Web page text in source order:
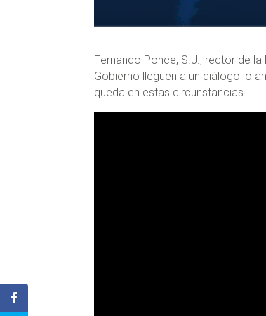
Fernando Ponce, S.J., rector de
Gobierno lleguen a un diálogo lo
queda en estas circunstancias.